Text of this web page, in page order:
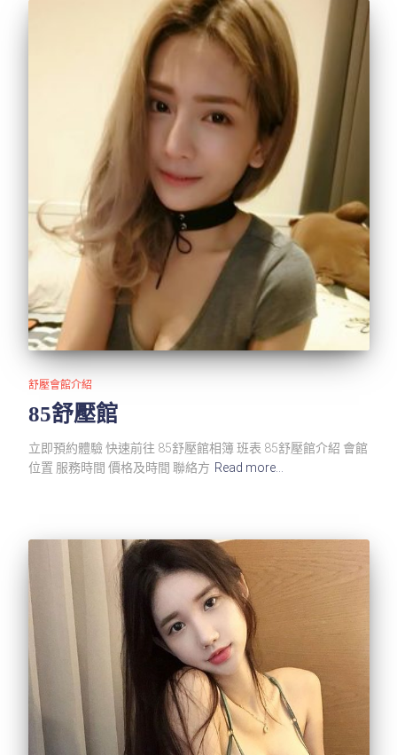
舒壓會館介紹
85舒壓館
立即預約體驗 快速前往 85舒壓館相簿 班表 85舒壓館介紹 會館
位置 服務時間 價格及時間 聯絡方 Read more…